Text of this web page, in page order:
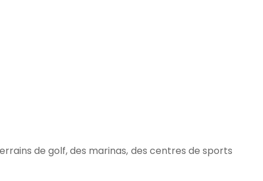
de golf, des marinas, des centres de sports